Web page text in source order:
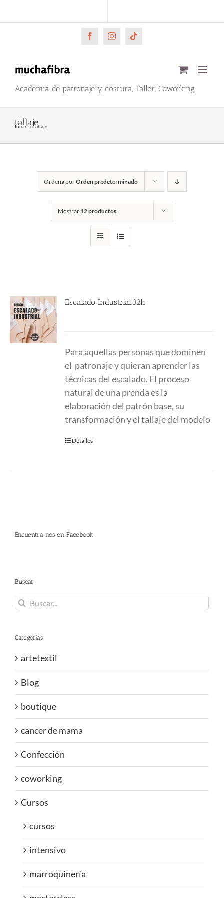
al
FacebookInstagramTiktok
Academia de patronaje y costura, Taller, Coworking
tallaje
Inicio tallaje
Ordena porOrden predeterminado
Mostrar 12 productos
Escalado Industrial.32h
Para aquellas personas que dominen
el patronaje y quieran aprender las
técnicas del escalado. El proceso
natural de una prenda es la
elaboración del patrón base, su
transformación y el tallaje del modelo
Detalles
Encuentra nos en Facebook
Buscar
Buscar:
Categorías
artetextil
Blog
boutique
cancer de mama
Confección
coworking
Cursos
cursos
intensivo
marroquinería